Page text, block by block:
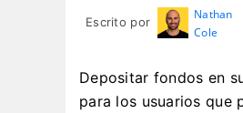
Escrito por
Nathan
Cole
Depositar fondos en
para los usuarios que